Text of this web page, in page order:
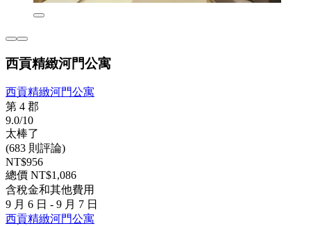
西貢精緻河門公寓
西貢精緻河門公寓
第 4 郡
9.0/10
太棒了
(683 則評論)
NT$956
總價 NT$1,086
含稅金和其他費用
9 月 6 日 - 9 月 7 日
西貢精緻河門公寓